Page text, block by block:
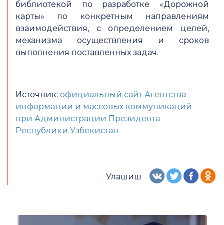
библиотекой по разработке «Дорожной
карты» по конкретным направлениям
взаимодействия, с определением целей,
механизма осуществления и сроков
выполнения поставленных задач.
Источник: официальный сайт Агентства
информации и массовых коммуникаций
при Администрации Президента
Республики Узбекистан
Улашиш